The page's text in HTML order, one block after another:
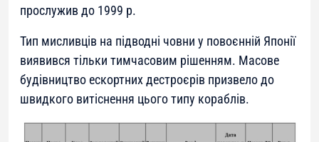
прослужив до 1999 р.
Тип мисливців на підводні човни у повоєнній Японії
виявився тільки тимчасовим рішенням. Масове
будівництво ескортних дестроєрів призвело до
швидкого витіснення цього типу кораблів.